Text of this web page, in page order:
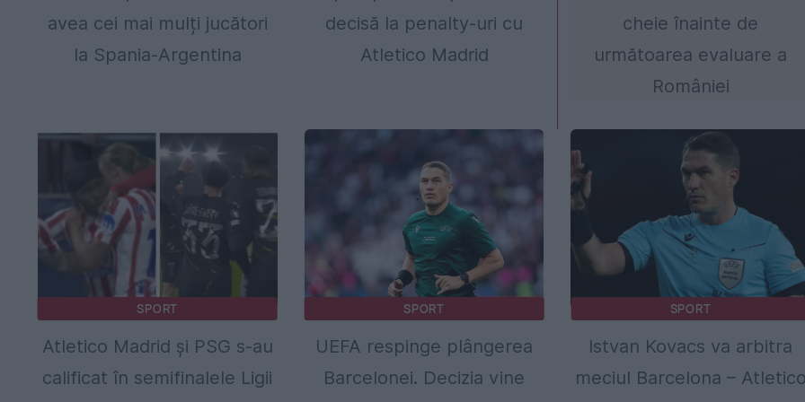
avea cei mai mulți jucători
la Spania-Argentina
decisă la penalty-uri cu
Atletico Madrid
cheie înainte de
următoarea evaluare a
României
SPORT
Atletico Madrid și PSG s-au
calificat în semifinalele Ligii
SPORT
UEFA respinge plângerea
Barcelonei. Decizia vine
SPORT
Istvan Kovacs va arbitra
meciul Barcelona –